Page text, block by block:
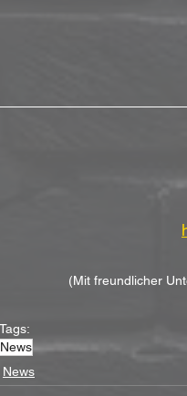
(Mit freundlicher
Tags:
News
News